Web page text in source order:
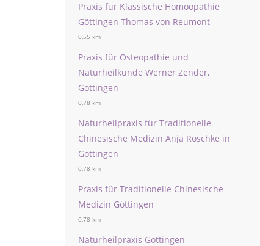
Praxis für Klassische Homöopathie
Göttingen Thomas von Reumont
0,55 km
Praxis für Osteopathie und
Naturheilkunde Werner Zender,
Göttingen
0,78 km
Naturheilpraxis für Traditionelle
Chinesische Medizin Anja Roschke in
Göttingen
0,78 km
Praxis für Traditionelle Chinesische
Medizin Göttingen
0,78 km
Naturheilpraxis Göttingen